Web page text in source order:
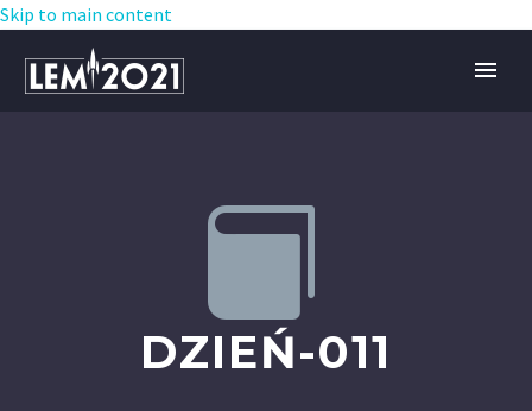
Skip to main content


DZIEŃ-011